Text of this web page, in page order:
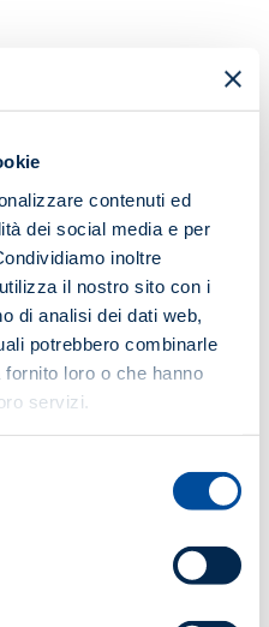
contenuti ed
dei social media e per
inoltre
il nostro sito con i
di analisi dei dati web,
potrebbero combinarle
loro o che hanno
servizi.